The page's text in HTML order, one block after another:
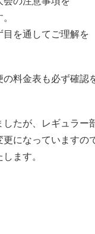
を通してご理解を
料金表も必ず確認
したが、レギュラー
になっていますの
ます。